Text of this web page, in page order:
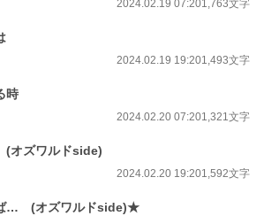
2024.02.19 07:201,763文字
2024.02.19 19:201,493文字
時
2024.02.20 07:201,321文字
オズワルドside)
2024.02.20 19:201,592文字
… (オズワルドside)★